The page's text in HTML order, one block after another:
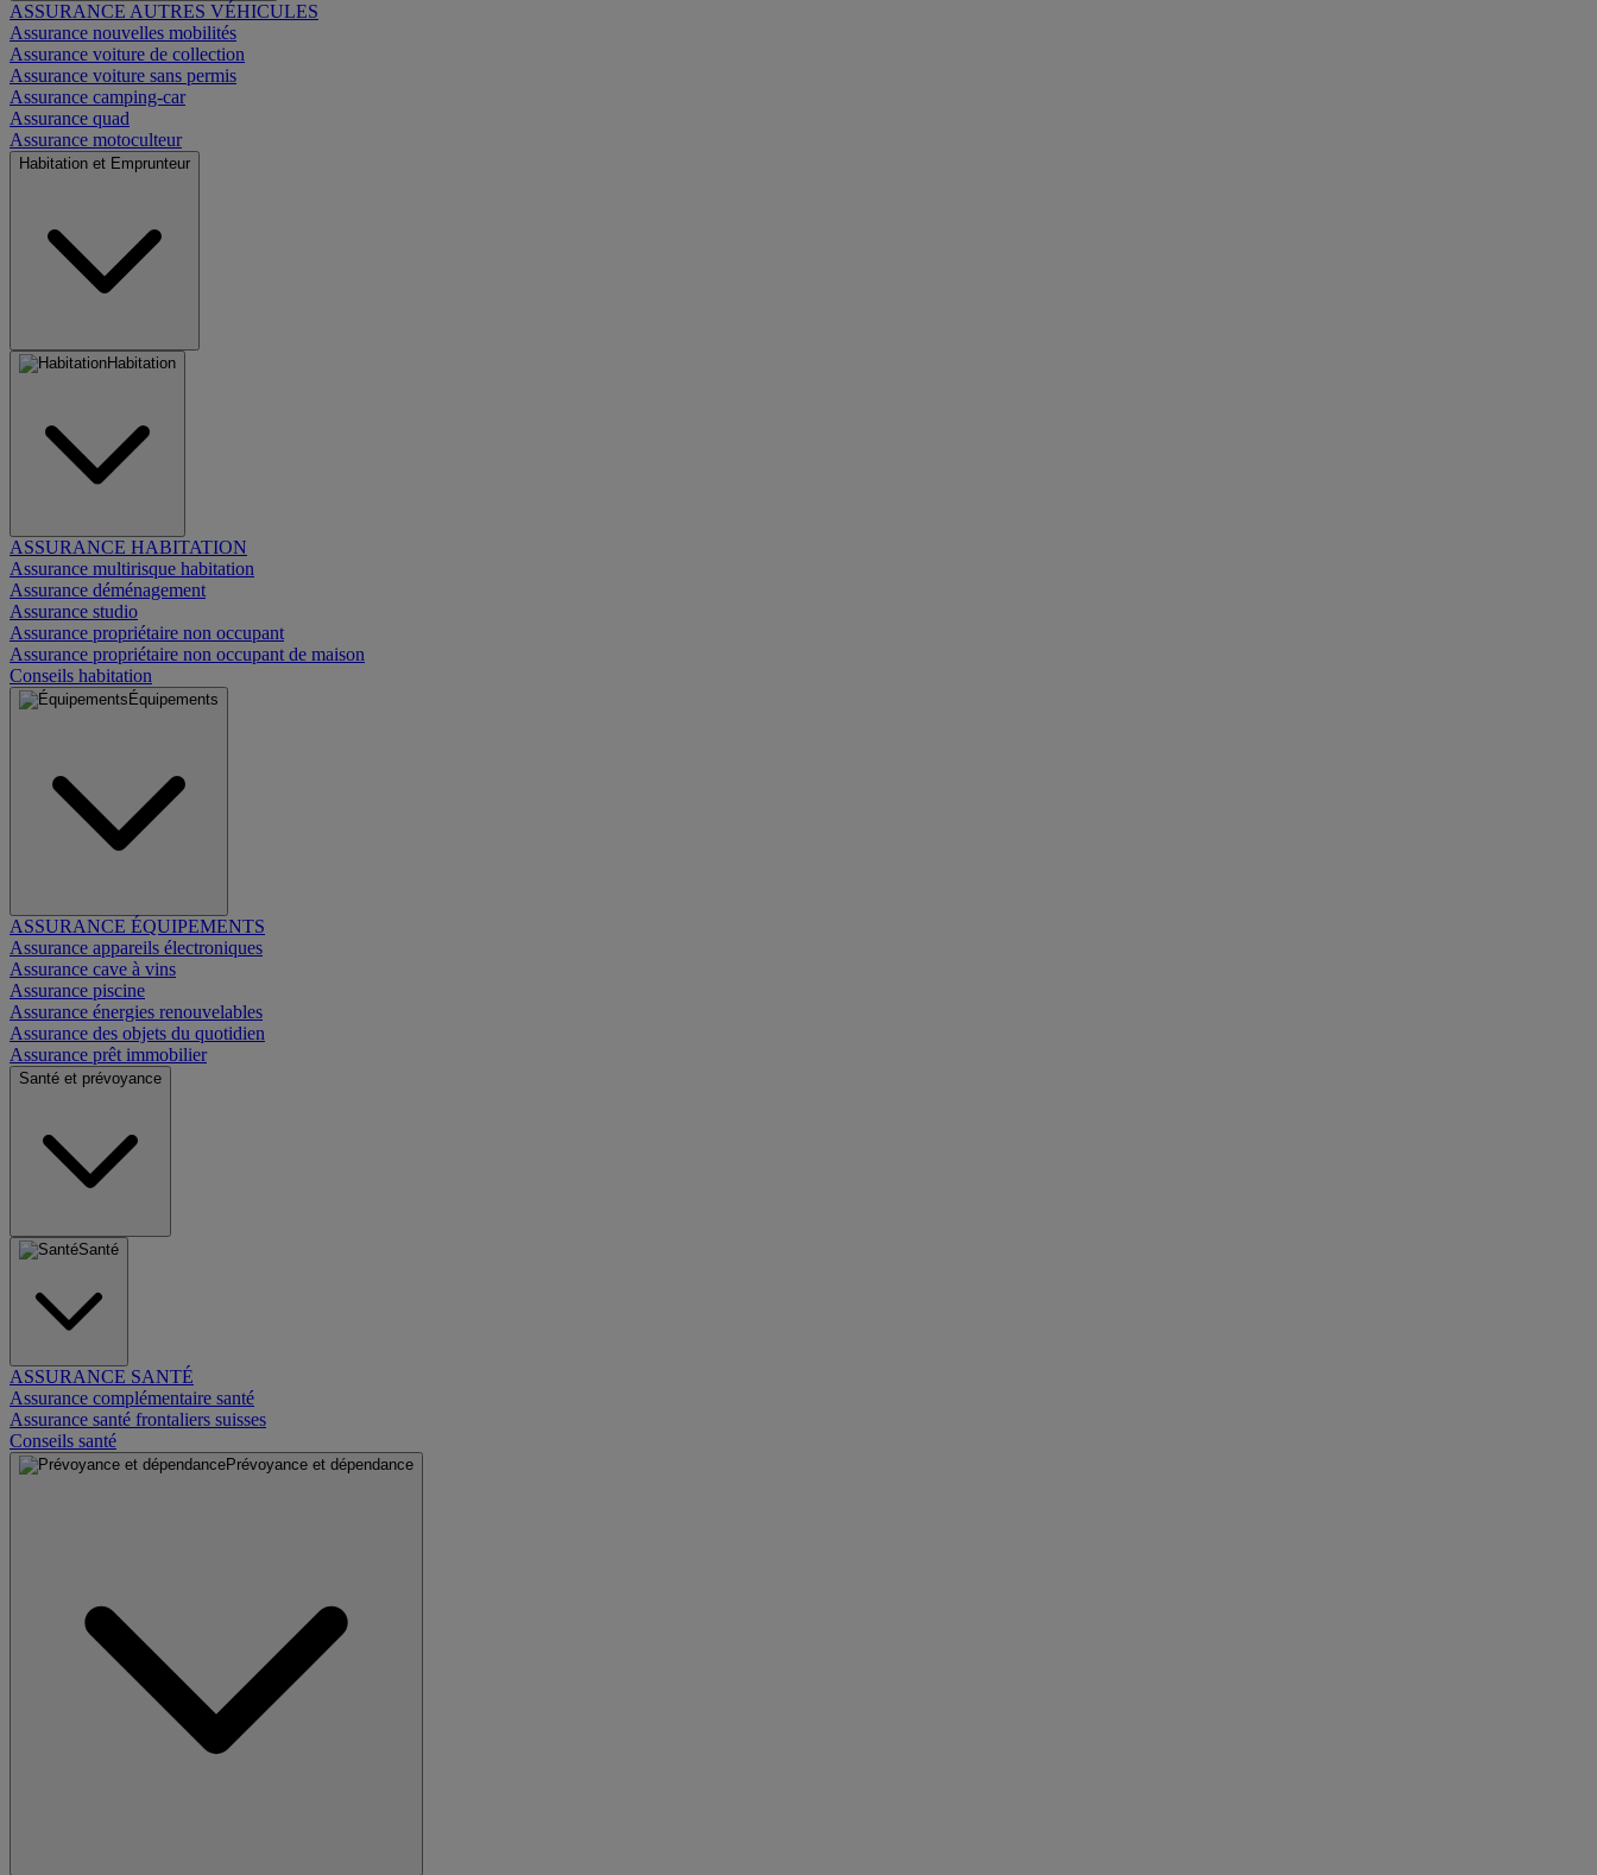
ASSURANCE AUTRES VÉHICULES
Assurance nouvelles mobilités
Assurance voiture de collection
Assurance voiture sans permis
Assurance camping-car
Assurance quad
Assurance motoculteur
Habitation et Emprunteur
Habitation
ASSURANCE HABITATION
Assurance multirisque habitation
Assurance déménagement
Assurance studio
Assurance propriétaire non occupant
Assurance propriétaire non occupant de maison
Conseils habitation
Équipements
ASSURANCE ÉQUIPEMENTS
Assurance appareils électroniques
Assurance cave à vins
Assurance piscine
Assurance énergies renouvelables
Assurance des objets du quotidien
Assurance prêt immobilier
Santé et prévoyance
Santé
ASSURANCE SANTÉ
Assurance complémentaire santé
Assurance santé frontaliers suisses
Conseils santé
Prévoyance et dépendance